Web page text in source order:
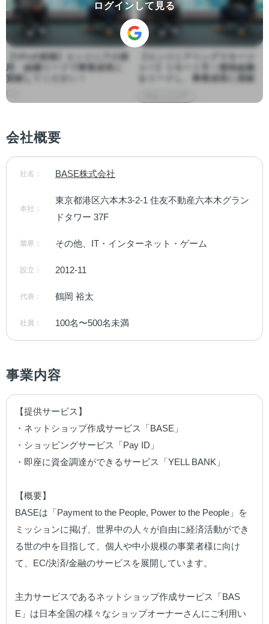
ログインして見る
【VPoE候補】エンジニアの採
用・組織リードで事業成長に
貢献してください！
ャー】リモート可！開発組織
会社概要
社名： BASE株式会社
本社：
東京都港区六本木3-2-1 住友不動産六本木グラン
ドタワー 37F
業界： その他、IT・インターネット・ゲーム
設立： 2012-11
代表： 鶴岡 裕太
社員： 100名〜500名未満
事業内容
【提供サービス】
・ネットショップ作成サービス「BASE」
・ショッピングサービス「Pay ID」
・即座に資金調達ができるサービス「YELL BANK」
【概要】
BASEは「Payment to the People, Power to the People」を
ミッションに掲げ、世界中の人々が自由に経済活動ができ
る世の中を目指して、個人や中小規模の事業者様に向け
て、EC/決済/金融のサービスを展開しています。
主力サービスであるネットショップ作成サービス「BAS
E」は日本全国の様々なショップオーナーさんにご利用い